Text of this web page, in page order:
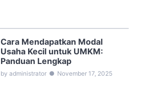
Cara Mendapatkan Modal
Usaha Kecil untuk UMKM:
Panduan Lengkap
by administrator ● November 17, 2025